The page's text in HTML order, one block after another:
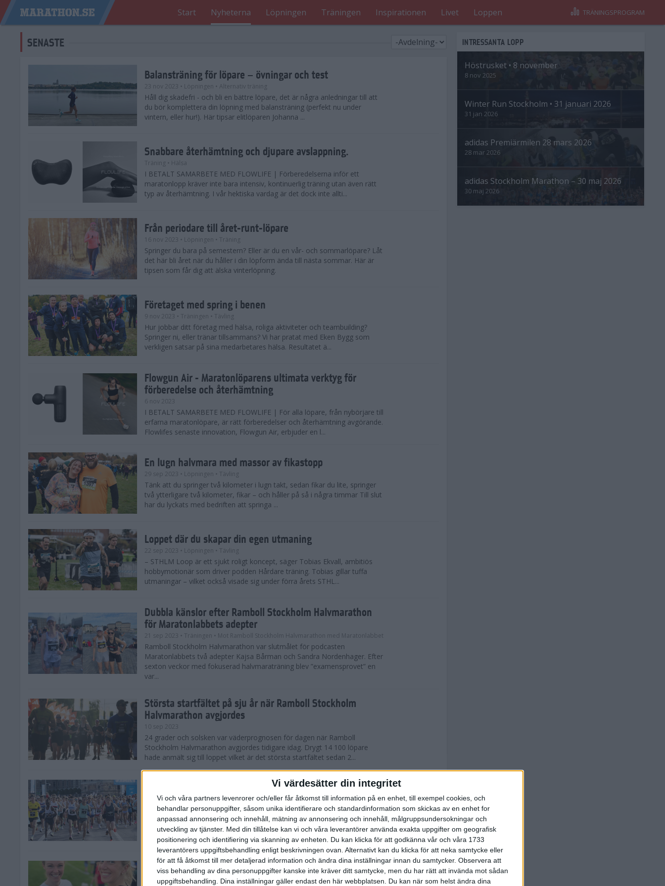
Vi värdesätter din integritet
Vi och våra partners levenrorer och/eller får åtkomst till information på en enhet, till exempel cookies, och
behandlar personuppgifter, såsom unika identifierare och standardinformation som skickas av en enhet for
anpassad annonsering och innehåll, mätning av annonsering och innehåll, målgruppsundersokningar och
utveckling av tjänster. Med din tillåtelse kan vi och våra leverantörer använda exakta uppgifter om geografisk
positionering och identifiering via skanning av enheten. Du kan klicka för att godkänna vår och våra 1733
leverantörers uppgiftsbehandling enligt beskrivningen ovan. Alternativt kan du klicka för att neka samtycke eller
för att få åtkomst till mer detaljerad information och ändra dina inställningar innan du samtycker. Observera att
viss behandling av dina personuppgifter kanske inte kräver ditt samtycke, men du har rätt att invända mot sådan
uppgiftsbehandling. Dina inställningar gäller endast den här webbplatsen. Du kan när som helst ändra dina
Start Nyheterna Löpningen Träningen Inspirationen Livet Loppen TRÄNINGSPROGRAM
SENASTE
Balansträning för löpare – övningar och test
23 nov 2023 • Löpningen • Alternativ träning
Håll dig skadefri - och bli en bättre löpare, det är några anledningar till att
du bör komplettera din löpning med balansträning (perfekt nu under
vintern, eller hur!). Här tipsar elitlöparen Johanna ...
Snabbare återhämtning och djupare avslappning.
Träning • Hälsa
I BETALT SAMARBETE MED FLOWLIFE | Förberedelserna inför ett
maratonlopp kräver inte bara intensiv, kontinuerlig träning utan även rätt
typ av återhämtning. I vår hektiska vardag är det dock inte allti...
Från periodare till året-runt-löpare
16 nov 2023 • Löpningen • Träning
Springer du bara på semestern? Eller är du en vår- och sommarlöpare? Låt
det här bli året när du håller i din löpform ända till nästa sommar. Här är
tipsen som får dig att älska vinterlöpning.
Företaget med spring i benen
9 nov 2023 • Träningen • Tävling
Hur jobbar ditt företag med hälsa, roliga aktiviteter och teambuilding?
Springer ni, eller tränar tillsammans? Vi har pratat med Eken Bygg som
verkligen satsar på sina medarbetares hälsa. Resultatet ä...
Flowgun Air - Maratonlöparens ultimata verktyg för
förberedelse och återhämtning
6 nov 2023
I BETALT SAMARBETE MED FLOWLIFE | För alla löpare, från nybörjare till
erfarna maratonlöpare, är rätt förberedelser och återhämtning avgörande.
Flowlifes senaste innovation, Flowgun Air, erbjuder en l...
En lugn halvmara med massor av fikastopp
29 sep 2023 • Löpningen • Tävling
Tänk att du springer två kilometer i lugn takt, sedan fikar du lite, springer
två ytterligare två kilometer, fikar – och håller på så i några timmar Till slut
har du lyckats med bedriften att springa ...
Loppet där du skapar din egen utmaning
22 sep 2023 • Löpningen • Tävling
– STHLM Loop är ett sjukt roligt koncept, säger Tobias Ekvall, ambitiös
hobbymotionär som driver podden Hårdare träning. Tobias gillar tuffa
utmaningar – vilket också visade sig under förra årets STHL...
Dubbla känslor efter Ramboll Stockholm Halvmarathon
för Maratonlabbets adepter
21 sep 2023 • Träningen • Mot Ramboll Stockholm Halvmarathon med Maratonlabbet
Ramboll Stockholm Halvmarathon var slutmålet för podcasten
Maratonlabbets två adepter Kajsa Bårman och Sandra Nordenhager. Efter
sexton veckor med fokuserad halvmaraträning blev ”examensprovet” en
var...
Största startfältet på sju år när Ramboll Stockholm
Halvmarathon avgjordes
10 sep 2023
24 grader och solsken var väderprognosen för dagen när Ramboll
Stockholm Halvmarathon avgjordes tidigare idag. Drygt 14 100 löpare
hade anmält sig till loppet vilket är det största startfältet sedan 2...
Nytt banrekord signerat Diego Estrada när Ramboll
Stockholm Halvmarathon avgjordes
10 sep 2023
Det var ett varmt Stockholm som välkomnade löparna i årets Ramboll
Stockholm Halvmarathon, men trots värmen så levererade eliten riktigt
fina tider. På herrsidan tog amerikanen Diego Estrada ledningen...
Kajsa och Sandra redo för Ramboll Stockholm
Halvmarathon
INTRESSANTA LOPP
Höstrusket • 8 november
8 nov 2025
Winter Run Stockholm • 31 januari 2026
31 jan 2026
adidas Premiärmilen 28 mars 2026
28 mar 2026
adidas Stockholm Marathon – 30 maj 2026
30 maj 2026